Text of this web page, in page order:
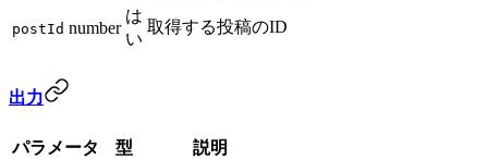
postId number
は
い
取得する投稿のID
出力
パラメータ 型 説明